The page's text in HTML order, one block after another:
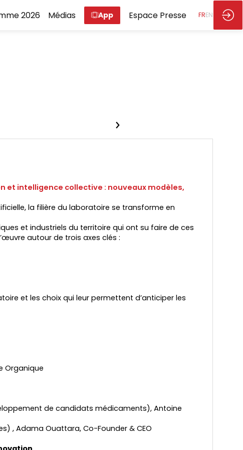
2026 Médias App Espace Presse FREN
et intelligence collective : nouveaux modèles,
la filière du laboratoire se transforme en
et industriels du territoire qui ont su faire de ces
autour de trois axes clés :
et les choix qui leur permettent d’anticiper les
Organique
de candidats médicaments), Antoine
, Adama Ouattara, Co-Founder & CEO